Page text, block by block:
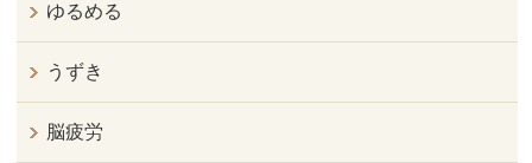
ゆるめる
うずき
脳疲労